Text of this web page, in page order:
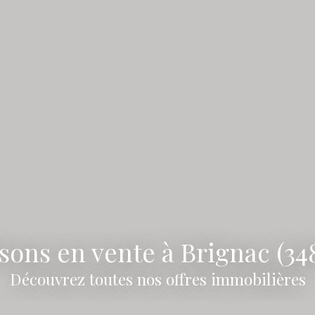
en vente à Brignac
Découvrez toutes nos offres immobilières